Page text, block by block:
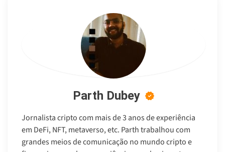
Parth Dubey
Jornalista cripto com mais de 3 anos de experiência
em DeFi, NFT, metaverso, etc. Parth trabalhou com
grandes meios de comunicação no mundo cripto e